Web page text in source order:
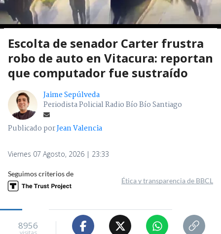
Escolta de senador Carter frustra
robo de auto en Vitacura: reportan
que computador fue sustraído
Jaime Sepúlveda
Periodista Policial Radio Bío Bío Santiago
Publicado porJean Valencia
Viernes 07 Agosto, 2026 | 23:33
Seguimos criterios de
Ética y transparencia de BBCL
8956